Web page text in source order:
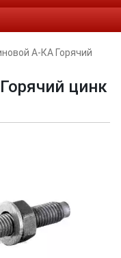
А-КА Горячий
цинк